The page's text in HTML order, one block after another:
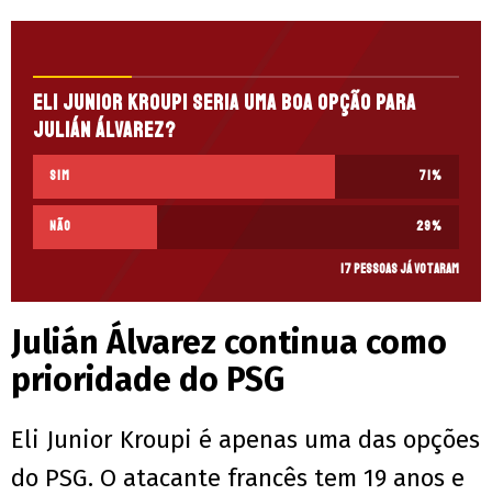
Eli Junior Kroupi seria uma boa opção para
Julián Álvarez?
Sim 71%
Não 29%
17 pessoas já votaram
Julián Álvarez continua como
prioridade do PSG
Eli Junior Kroupi é apenas uma das opções
do PSG. O atacante francês tem 19 anos e